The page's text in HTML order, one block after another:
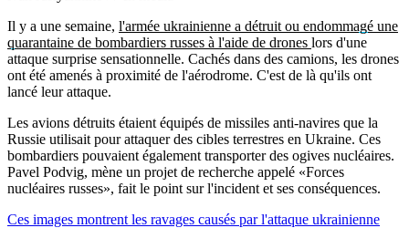
Il y a une semaine, l'armée ukrainienne a détruit ou endommagé une
quarantaine de bombardiers russes à l'aide de drones lors d'une
attaque surprise sensationnelle. Cachés dans des camions, les drones
ont été amenés à proximité de l'aérodrome. C'est de là qu'ils ont
lancé leur attaque.
Les avions détruits étaient équipés de missiles anti-navires que la
Russie utilisait pour attaquer des cibles terrestres en Ukraine. Ces
bombardiers pouvaient également transporter des ogives nucléaires.
Pavel Podvig, mène un projet de recherche appelé «Forces
nucléaires russes», fait le point sur l'incident et ses conséquences.
Ces images montrent les ravages causés par l'attaque ukrainienne